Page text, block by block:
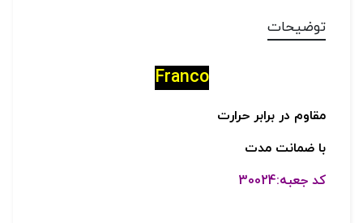
توضیحات
Franco
مقاوم در برابر حرارت
با ضمانت مدت
کد جعبه:30024